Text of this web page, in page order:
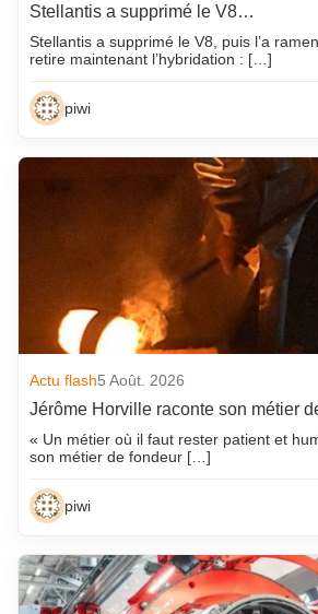
Stellantis a supprimé le V8…
Stellantis a supprimé le V8, puis l’a
retire maintenant l’hybridation : […]
piwi
Actu flash5 Août. 2026
Jérôme Horville raconte son métier
« Un métier où il faut rester patient et
son métier de fondeur […]
piwi